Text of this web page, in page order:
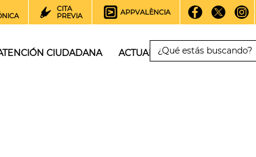
CITA
PREVIA
APPVALÈNCIA
CIUDADANA ACTUALIDAD